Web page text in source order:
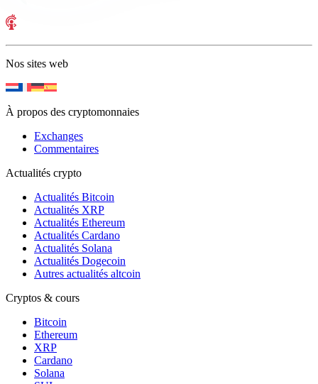
Nos sites web
À propos des cryptomonnaies
Exchanges
Commentaires
Actualités crypto
Actualités Bitcoin
Actualités XRP
Actualités Ethereum
Actualités Cardano
Actualités Solana
Actualités Dogecoin
Autres actualités altcoin
Cryptos & cours
Bitcoin
Ethereum
XRP
Cardano
Solana